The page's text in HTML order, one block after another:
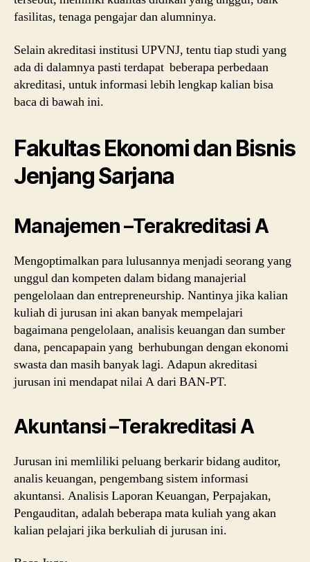
fasilitas, tenaga pengajar dan alumninya.
Selain akreditasi institusi UPVNJ, tentu tiap studi yang
ada di dalamnya pasti terdapat beberapa perbedaan
akreditasi, untuk informasi lebih lengkap kalian bisa
baca di bawah ini.
Fakultas Ekonomi dan Bisnis
Jenjang Sarjana
Manajemen –Terakreditasi A
Mengoptimalkan para lulusannya menjadi seorang yang
unggul dan kompeten dalam bidang manajerial
pengelolaan dan entrepreneurship. Nantinya jika kalian
kuliah di jurusan ini akan banyak mempelajari
bagaimana pengelolaan, analisis keuangan dan sumber
dana, pencapapain yang berhubungan dengan ekonomi
swasta dan masih banyak lagi. Adapun akreditasi
jurusan ini mendapat nilai A dari BAN-PT.
Akuntansi –Terakreditasi A
Jurusan ini memliliki peluang berkarir bidang auditor,
analis keuangan, pengembang sistem informasi
akuntansi. Analisis Laporan Keuangan, Perpajakan,
Pengauditan, adalah beberapa mata kuliah yang akan
kalian pelajari jika berkuliah di jurusan ini.